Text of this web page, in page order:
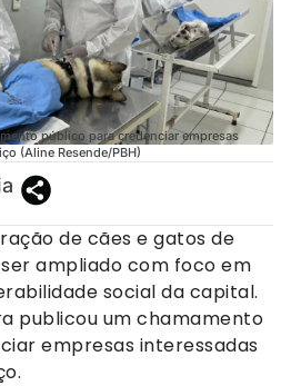
público para credenciar empresas
(Aline Resende/PBH)
de cães e gatos de
ampliado com foco em
social da capital.
publicou um chamamento
empresas interessadas